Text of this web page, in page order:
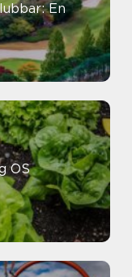
En
OS